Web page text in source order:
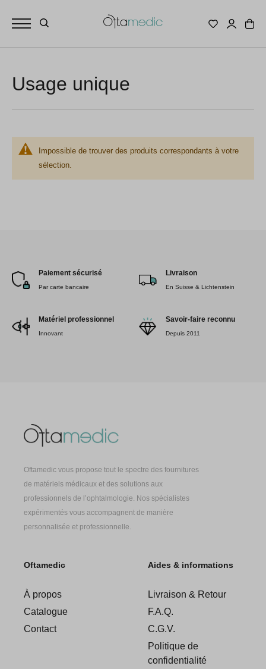
Usage unique
Impossible de trouver des produits correspondants à votre
sélection.
Paiement sécurisé
Par carte bancaire
Livraison
En Suisse & Lichtenstein
Matériel professionnel
Innovant
Savoir-faire reconnu
Depuis 2011
Oftamedic vous propose tout le spectre des fournitures
de matériels médicaux et des solutions aux
professionnels de l’ophtalmologie. Nos spécialistes
expérimentés vous accompagnent de manière
personnalisée et professionnelle.
Oftamedic
À propos
Catalogue
Contact
Aides & informations
Livraison & Retour
F.A.Q.
C.G.V.
Politique de
confidentialité